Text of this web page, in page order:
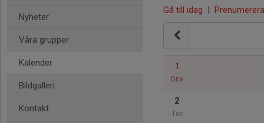
Nyheter
Våra grupper
Kalender
Bildgalleri
Kontakt
Gå till idag | Prenumerera
1
Ons
2
Tor